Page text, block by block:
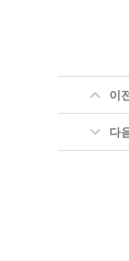
이
다